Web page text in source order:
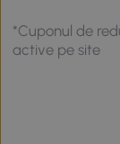
*Cuponul de
active pe site